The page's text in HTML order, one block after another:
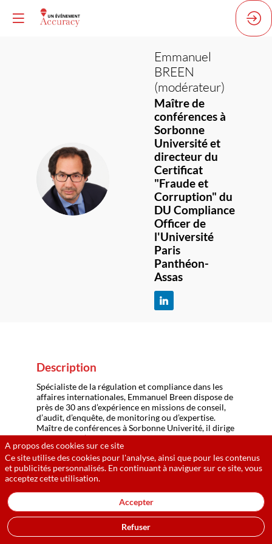
EB(
Emmanuel
BREEN
(modérateur)
Maître de
conférences à
Sorbonne
Université et
directeur du
Certificat
"Fraude et
Corruption" du
DU Compliance
Officer de
l'Université
Paris
Panthéon-
Assas
Description
Spécialiste de la régulation et compliance dans les
affaires internationales, Emmanuel Breen dispose de
près de 30 ans d’expérience en missions de conseil,
d’audit, d’enquête, de monitoring ou d’expertise.
Maître de conférences à Sorbonne Univerité, il dirige
le Diplôme d’Université « Compliance Officer » de
l’Université Panthéon-Assas, qu’il a fondé en 2016. Il
enseigne également le droit pénal comparé à l’Ecole
de droit de Sciences Po Paris. Il est membre de la
commission « Compliance » de l’Association
française des juristes d’entreprise, dont il pilote le
groupe de travail « Contrôles AFA ».
Emmanuel Breen a publié notamment FCPA, La
France face au droit américain de la lutte anti-
corruption (Joly éditions, 2017). Il est co-directeur
A propos des cookies sur ce site
Ce site utilise des cookies pour l'analyse, ainsi que pour les contenus
et publicités personnalisés. En continuant à naviguer sur ce site, vous
acceptez cette utilisation.
Accepter
Refuser